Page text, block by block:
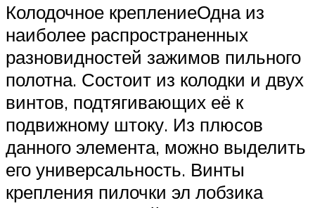
Колодочное креплениеОдна из
наиболее распространенных
разновидностей зажимов пильного
полотна. Состоит из колодки и двух
винтов, подтягивающих её к
подвижному штоку. Из плюсов
данного элемента, можно выделить
его универсальность. Винты
крепления пилочки эл лобзика